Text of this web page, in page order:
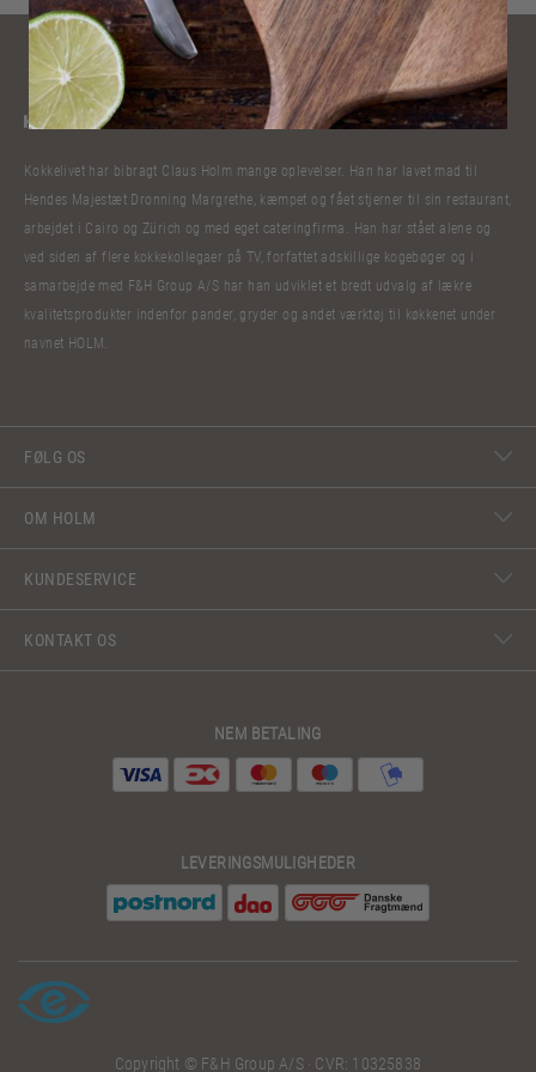
Kokkelivet har bibragt Claus Holm mange oplevelser. Han har lavet mad til
Hendes Majestæt Dronning Margrethe, kæmpet og fået stjerner til sin restaurant,
arbejdet i Cairo og Zürich og med eget cateringfirma. Han har stået alene og
ved siden af flere kokkekollegaer på TV, forfattet adskillige kogebøger og i
samarbejde med F&H Group A/S har han udviklet et bredt udvalg af lækre
kvalitetsprodukter indenfor pander, gryder og andet værktøj til køkkenet under
navnet HOLM.
FØLG OS
OM HOLM
KUNDESERVICE
KONTAKT OS
NEM BETALING
LEVERINGSMULIGHEDER
Copyright © F&H Group A/S · CVR: 10325838